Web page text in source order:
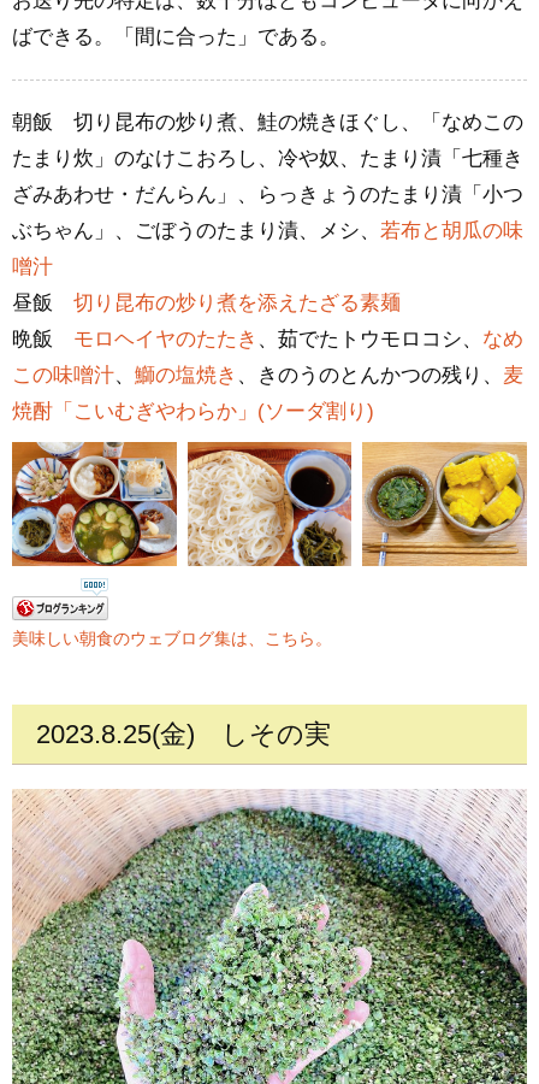
ばできる。「間に合った」である。
朝飯 切り昆布の炒り煮、鮭の焼きほぐし、「なめこの
たまり炊」のなけこおろし、冷や奴、たまり漬「七種き
ざみあわせ・だんらん」、らっきょうのたまり漬「小つ
ぶちゃん」、ごぼうのたまり漬、メシ、 若布と胡瓜の味
噌汁
昼飯 切り昆布の炒り煮を添えたざる素麺
晩飯 モロヘイヤのたたき 、茹でたトウモロコシ、 なめ
この味噌汁、 鰤の塩焼き 、きのうのとんかつの残り、 麦
焼酎「こいむぎやわらか」(ソーダ割り)
美味しい朝食のウェブログ集は、こちら。
2023.8.25(金) しその実